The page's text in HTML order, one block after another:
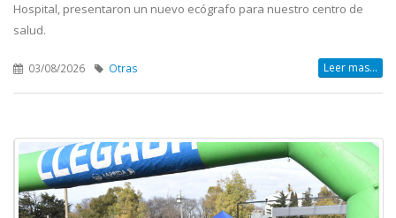
Hospital, presentaron un nuevo ecógrafo para nuestro centro de
salud.
03/08/2026 Otras Leer mas...